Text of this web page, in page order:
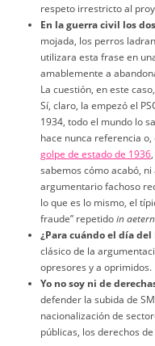
respeto irrestricto al
En la guerra civil los
mojada, los perros
utilizara esta frase en
amablemente a
La cuestión, en este
Sí, claro, la empezó el
1934, todo el mundo lo
hace nunca referencia
golpe de estado de 1936
sabemos cómo acabó, ni
argumentario fachoso
lo que es lo mismo, el
fraude” repetidoin
¿Para cuándo el día
clásico de la
opresores y a oprimidos.
Yo no soy ni de
defender la subida de
nacionalización de
públicas, los derechos